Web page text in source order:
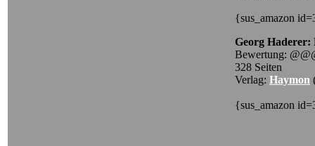
{sus_amazon
Georg Haderer:
Bewertung:
328 Seiten
Verlag: Haymon
{sus_amazon